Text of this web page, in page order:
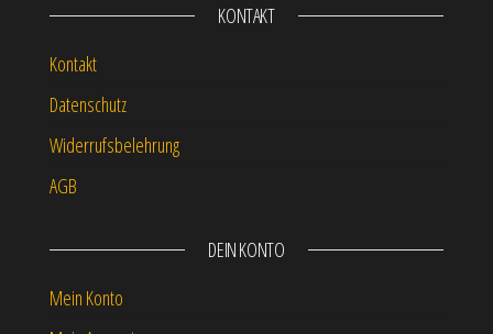
KONTAKT
Kontakt
Datenschutz
Widerrufsbelehrung
AGB
DEIN KONTO
Mein Konto